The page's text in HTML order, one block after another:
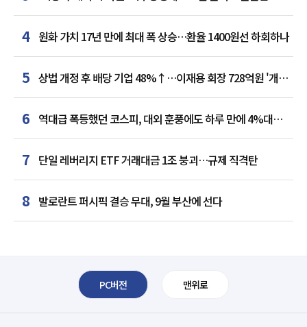
카드사 경쟁
4 원화 가치 17년 만에 최대 폭 상승…환율 1400원선 하회하나
5 상법 개정 후 배당 기업 48%↑…이재용 회장 728억원 '개인
최다'
6 역대급 폭등했던 코스피, 대외 훈풍에도 하루 만에 4%대
급락
7 단일 레버리지 ETF 거래대금 1조 붕괴…규제 직격탄
8 발로란트 퍼시픽 결승 무대, 9월 부산에 선다
PC버전 맨위로